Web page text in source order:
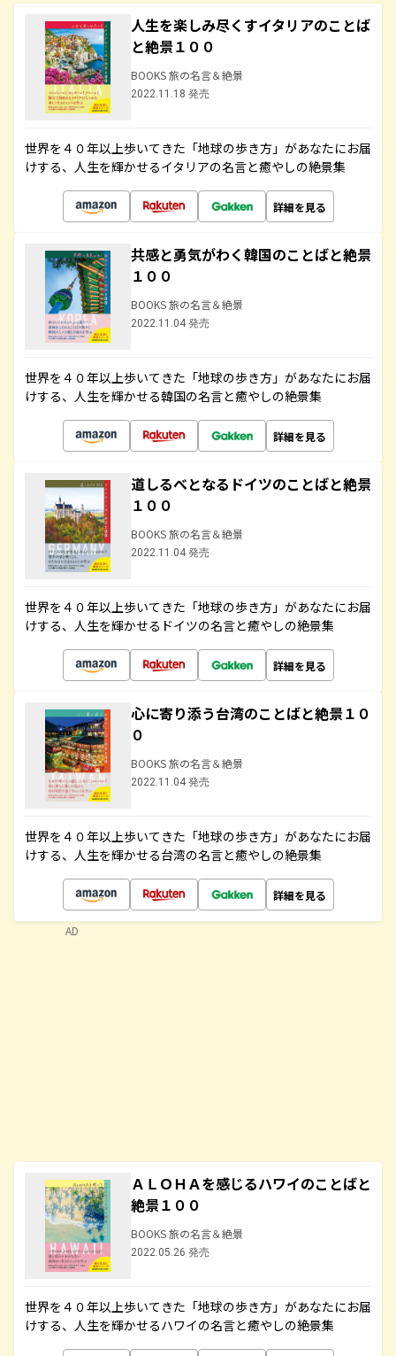
人生を楽しみ尽くすイタリアのことば
と絶景１００
BOOKS 旅の名言＆絶景
2022.11.18 発売
世界を４０年以上歩いてきた「地球の歩き方」があなたにお届
けする、人生を輝かせるイタリアの名言と癒やしの絶景集
詳細を見る
共感と勇気がわく韓国のことばと絶景
１００
BOOKS 旅の名言＆絶景
2022.11.04 発売
世界を４０年以上歩いてきた「地球の歩き方」があなたにお届
けする、人生を輝かせる韓国の名言と癒やしの絶景集
詳細を見る
道しるべとなるドイツのことばと絶景
１００
BOOKS 旅の名言＆絶景
2022.11.04 発売
世界を４０年以上歩いてきた「地球の歩き方」があなたにお届
けする、人生を輝かせるドイツの名言と癒やしの絶景集
詳細を見る
心に寄り添う台湾のことばと絶景１０
０
BOOKS 旅の名言＆絶景
2022.11.04 発売
世界を４０年以上歩いてきた「地球の歩き方」があなたにお届
けする、人生を輝かせる台湾の名言と癒やしの絶景集
詳細を見る
ＡＬＯＨＡを感じるハワイのことばと
絶景１００
BOOKS 旅の名言＆絶景
2022.05.26 発売
世界を４０年以上歩いてきた「地球の歩き方」があなたにお届
けする、人生を輝かせるハワイの名言と癒やしの絶景集
AD